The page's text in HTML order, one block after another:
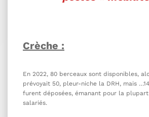
Crèche :
En 2022, 80 berceaux sont disponibles,
prévoyait 50, pleur-niche la DRH, mais
furent déposées, émanant pour la
salariés.